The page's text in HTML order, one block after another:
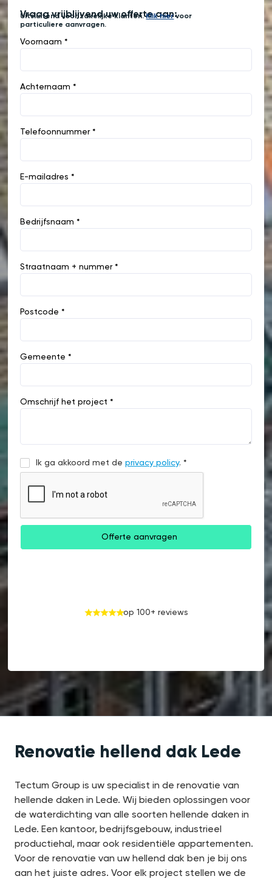
Vraag vrijblijvend uw offerte aan:
Uitsluitend voor zakelijke klanten.Klik hiervoor
particuliere aanvragen.
Voornaam *
Achternaam *
Telefoonnummer *
E-mailadres *
Bedrijfsnaam *
Straatnaam + nummer *
Postcode *
Gemeente *
Omschrijf het project *
Ik ga akkoord met deprivacy policy. *
op 100+ reviews
Renovatie hellend dak Lede
Tectum Group is uw specialist in de renovatie van
hellende daken in Lede. Wij bieden oplossingen voor
de waterdichting van alle soorten hellende daken in
Lede. Een kantoor, bedrijfsgebouw, industrieel
productiehal, maar ook residentiële appartementen.
Voor de renovatie van uw hellend dak ben je bij ons
aan het juiste adres. Voor elk project stellen we de